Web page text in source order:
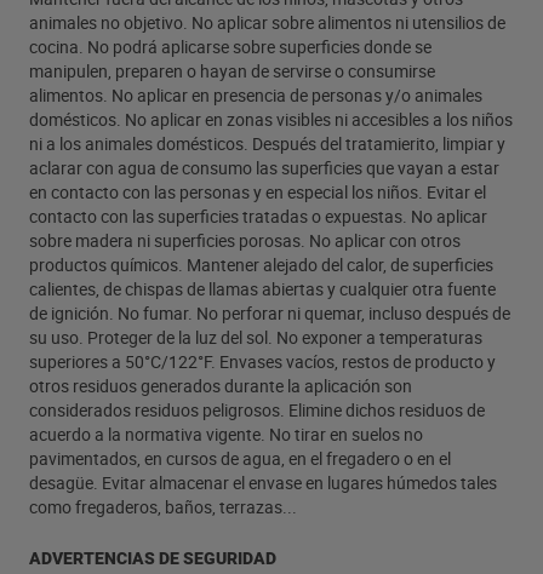
animales no objetivo. No aplicar sobre alimentos ni utensilios de
cocina. No podrá aplicarse sobre superficies donde se
manipulen, preparen o hayan de servirse o consumirse
alimentos. No aplicar en presencia de personas y/o animales
domésticos. No aplicar en zonas visibles ni accesibles a los niños
ni a los animales domésticos. Después del tratamierito, limpiar y
aclarar con agua de consumo las superficies que vayan a estar
en contacto con las personas y en especial los niños. Evitar el
contacto con las superficies tratadas o expuestas. No aplicar
sobre madera ni superficies porosas. No aplicar con otros
productos químicos. Mantener alejado del calor, de superficies
calientes, de chispas de llamas abiertas y cualquier otra fuente
de ignición. No fumar. No perforar ni quemar, incluso después de
su uso. Proteger de la luz del sol. No exponer a temperaturas
superiores a 50°C/122°F. Envases vacíos, restos de producto y
otros residuos generados durante la aplicación son
considerados residuos peligrosos. Elimine dichos residuos de
acuerdo a la normativa vigente. No tirar en suelos no
pavimentados, en cursos de agua, en el fregadero o en el
desagüe. Evitar almacenar el envase en lugares húmedos tales
como fregaderos, baños, terrazas...
ADVERTENCIAS DE SEGURIDAD